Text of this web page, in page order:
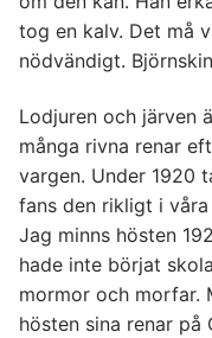
tog en kalv. Det må
nödvändigt.
Lodjuren och järven
många rivna renar
vargen. Under 1920
fans den rikligt i
Jag minns hösten
hade inte börjat
mormor och morfar.
hösten sina renar